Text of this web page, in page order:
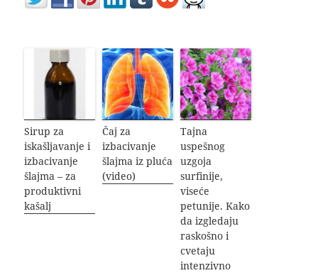
Sirup za
iskašljavanje i
izbacivanje
šlajma – za
produktivni
kašalj
Čaj za
izbacivanje
šlajma iz pluća
(video)
Tajna
uspešnog
uzgoja
surfinije,
viseće
petunije. Kako
da izgledaju
raskošno i
cvetaju
intenzivno